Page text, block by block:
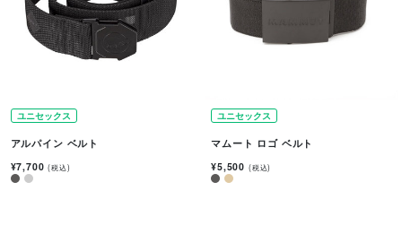
ユニセックス
アルパイン ベルト
¥7,700(税込)
ユニセックス
マムート ロゴ ベルト
¥5,500 (税込)